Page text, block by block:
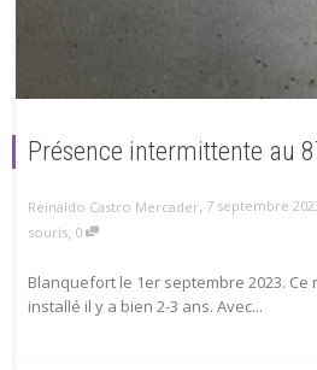
Présence intermittente au
Reinaldo Castro Mercader, 7 septembre
souris, 0
Blanquefort le 1er septembre 2023. Ce
installé il y a bien 2-3 ans. Avec...